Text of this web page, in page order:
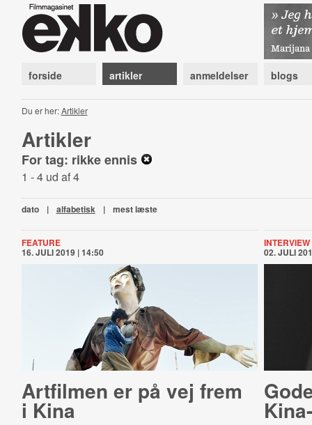
forside artikler anmeldelser blogs
Du er her:Artikler
Artikler
For tag: rikke ennis
1 - 4 ud af 4
dato | alfabetisk | mest læste
FEATURE
16. JULI 2019 | 14:50
Artfilmen er på vej frem
i Kina
INTERVIEW
02. JULI